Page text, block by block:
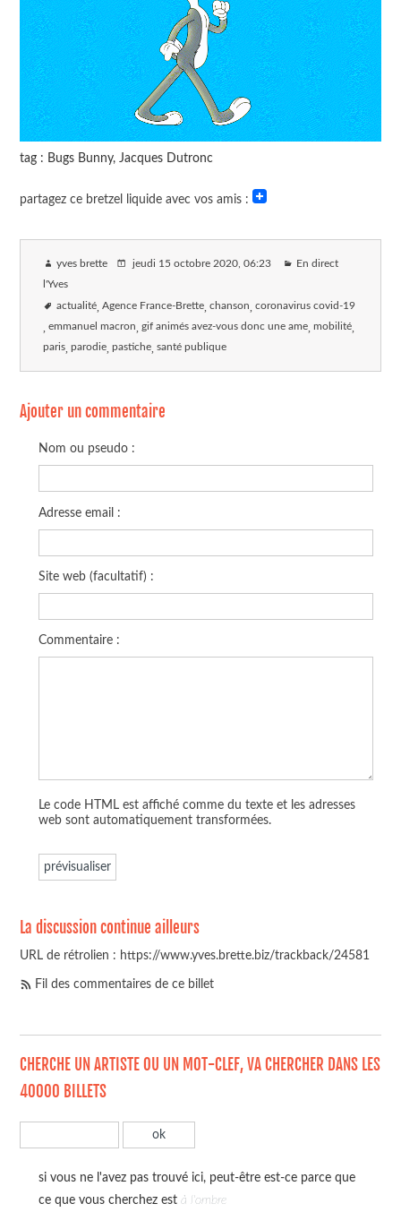
tag : Bugs Bunny, Jacques Dutronc
partagez ce bretzel liquide avec vos amis :
yves brette jeudi 15 octobre 2020 , 06:23 En direct
l'Yves
actualité Agence France-Brette chanson coronavirus covid-19
emmanuel macron gif animés avez-vous donc une ame mobilité
paris parodie pastiche santé publique
Ajouter un commentaire
Nom ou pseudo :
Adresse email :
Site web (facultatif) :
Commentaire :
Le code HTML est affiché comme du texte et les adresses
web sont automatiquement transformées.
La discussion continue ailleurs
URL de rétrolien : https://www.yves.brette.biz/trackback/24581
Fil des commentaires de ce billet
CHERCHE UN ARTISTE OU UN MOT-CLEF, VA CHERCHER DANS LES
40000 BILLETS
si vous ne l'avez pas trouvé ici, peut-être est-ce parce que
ce que vous cherchez est à l'ombre